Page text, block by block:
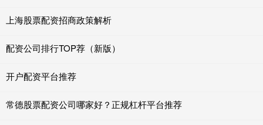
上海股票配资招商政策解析
配资公司排行TOP荐（新版）
开户配资平台推荐
常德股票配资公司哪家好？正规杠杆平台推荐